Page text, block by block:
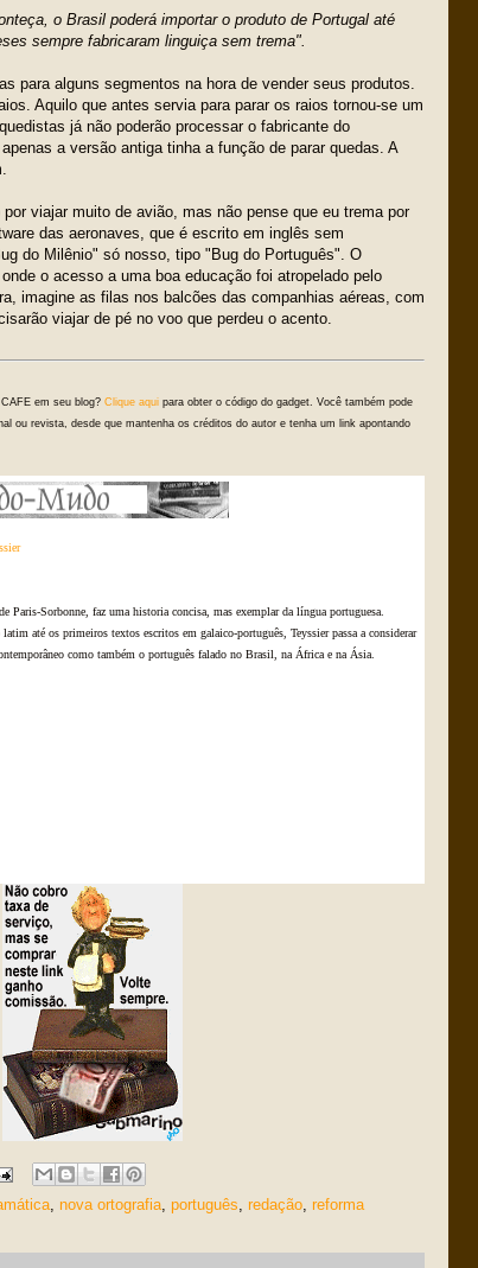
o Brasil poderá importar o produto de Portugal até
sempre fabricaram linguiça sem trema".
para alguns segmentos na hora de vender seus produtos.
Aquilo que antes servia para parar os raios tornou-se um
já não poderão processar o fabricante do
a versão antiga tinha a função de parar quedas. A
viajar muito de avião, mas não pense que eu trema por
das aeronaves, que é escrito em inglês sem
do Milênio" só nosso, tipo "Bug do Português". O
o acesso a uma boa educação foi atropelado pelo
imagine as filas nos balcões das companhias aéreas, com
viajar de pé no voo que perdeu o acento.
em seu blog? Clique aqui para obter o código do gadget. Você também pode
ou revista, desde que mantenha os créditos do autor e tenha um link apontando
Paris-Sorbonne, faz uma historia concisa, mas exemplar da língua portuguesa.
até os primeiros textos escritos em galaico-português, Teyssier passa a considerar
como também o português falado no Brasil, na África e na Ásia.
, nova ortografia, português, redação, reforma